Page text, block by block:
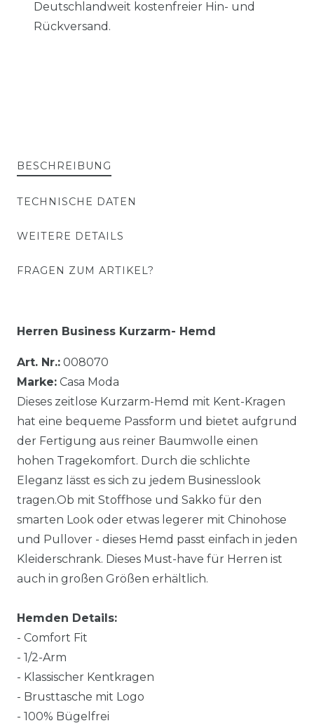
Deutschlandweit kostenfreier Hin- und
Rückversand.
BESCHREIBUNG
TECHNISCHE DATEN
WEITERE DETAILS
FRAGEN ZUM ARTIKEL?
Herren Business Kurzarm- Hemd
Art. Nr.: 008070
Marke: Casa Moda
Dieses zeitlose Kurzarm-Hemd mit Kent-Kragen
hat eine bequeme Passform und bietet aufgrund
der Fertigung aus reiner Baumwolle einen
hohen Tragekomfort. Durch die schlichte
Eleganz lässt es sich zu jedem Businesslook
tragen.Ob mit Stoffhose und Sakko für den
smarten Look oder etwas legerer mit Chinohose
und Pullover - dieses Hemd passt einfach in jeden
Kleiderschrank. Dieses Must-have für Herren ist
auch in großen Größen erhältlich.
Hemden Details:
- Comfort Fit
- 1/2-Arm
- Klassischer Kentkragen
- Brusttasche mit Logo
- 100% Bügelfrei